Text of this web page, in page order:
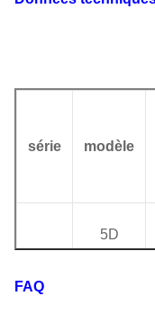
série modèle
5D
FAQ